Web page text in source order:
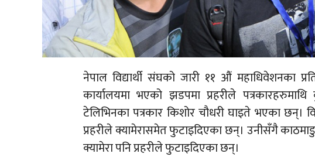
नेपाल विद्यार्थी संघको जारी ११ औं महाधिवेशनका
कार्यालयमा भएको झडपमा प्रहरीले
टेलिभिनका पत्रकार किशोर चौधरी घाइते भएका छन्।
प्रहरीले क्यामेरासमेत फुटाइदिएका छन्। उनीसँगै
क्यामेरा पनि प्रहरीले फुटाइदिएका छन्।